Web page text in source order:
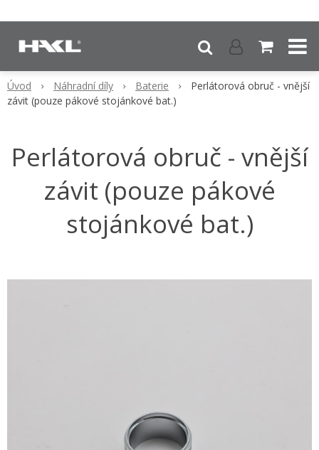
Úvod Náhradní díly Baterie
Perlátorová obruč - vnější
závit (pouze pákové stojánkové bat.)
Perlátorová obruč - vnější
závit (pouze pákové
stojánkové bat.)